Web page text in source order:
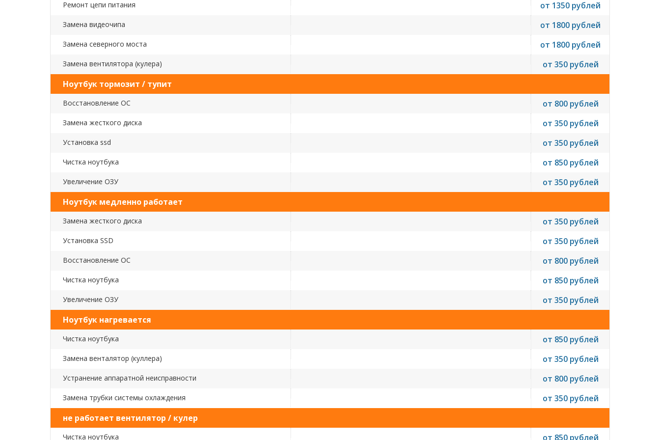
Ремонт цепи питания от 1350 рублей
Замена видеочипа от 1800 рублей
Замена северного моста от 1800 рублей
Замена вентилятора (кулера)
от 350 рублей
Ноутбук тормозит / тупит
Восстановление ОС от 800 рублей
Замена жесткого диска от 350 рублей
Установка ssd от 350 рублей
Чистка ноутбука от 850 рублей
Увеличение ОЗУ
от 350 рублей
Ноутбук медленно работает
Замена жесткого диска от 350 рублей
Установка SSD от 350 рублей
Восстановление ОС от 800 рублей
Чистка ноутбука от 850 рублей
Увеличение ОЗУ
от 350 рублей
Ноутбук нагревается
Чистка ноутбука от 850 рублей
Замена венталятор (куллера) от 350 рублей
Устранение аппаратной неисправности от 800 рублей
Замена трубки системы охлаждения
от 350 рублей
не работает вентилятор / кулер
Чистка ноутбука от 850 рублей